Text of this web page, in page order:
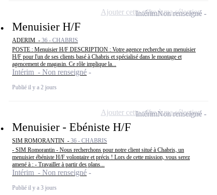
Menuisier H/F
ADERIM - 36 - CHABRIS
POSTE : Menuisier H/F DESCRIPTION : Votre agence recherche un menuisier
H/F pour l'un de ses clients basé à Chabris et spécialisé dans le montage et
agencement de magasin. Ce rôle implique la...
Intérim - Non renseigné
Publié il y a 2 jours
IntérimNon renseigné
Ajouter cette offre à ma sélection
Menuisier - Ebéniste H/F
SIM ROMORANTIN - 36 - CHABRIS
- SIM Romorantin - Nous recherchons pour notre client situé à Chabris, un
menuisier ébéniste H/F volontaire et précis ! Lors de cette mission, vous serez
amené à : - Travailler à partir des plans...
Intérim - Non renseigné
Publié il y a 3 jours
IntérimNon renseigné
Ajouter cette offre à ma sélection